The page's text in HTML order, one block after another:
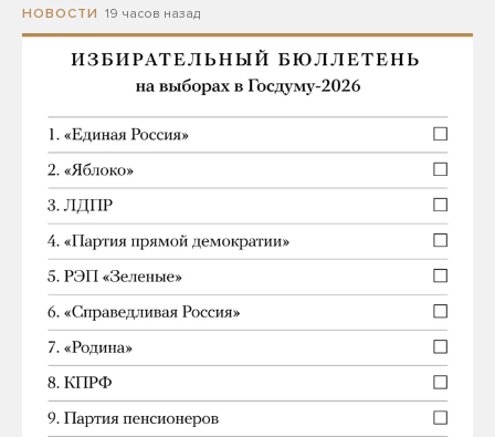
НОВОСТИ 19 часов назад